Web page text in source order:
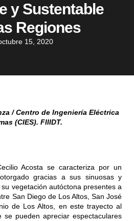
y Sustentable
Regiones
15, 2020
/ Centro de Ingeniería Eléctrica
(CIES). FIIIDT.
Acosta se caracteriza por un
gracias a sus sinuosas y
vegetación autóctona presentes a
San Diego de Los Altos, San José
de Los Altos, en este trayecto al
se pueden apreciar espectaculares